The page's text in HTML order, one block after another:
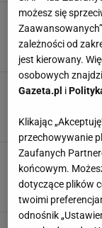
możesz się
zależności od
jest kierowany.
osobowych
Gazeta.pl i
Klikając
przechowywanie
Zaufanych
końcowym.
dotyczące plików
twoimi
odnośnik